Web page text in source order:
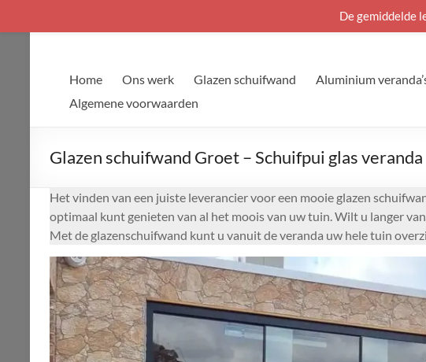
Home Ons werk Glazen schuifwand Aluminium
Algemene voorwaarden
Glazen schuifwand Groet – Schuifpui glas veranda
Het vinden van een juiste leverancier voor een mooie glazen
optimaal kunt genieten van al het moois van uw tuin. Wilt u langer
Met de glazenschuifwand kunt u vanuit de veranda uw hele tuin
De gemiddelde